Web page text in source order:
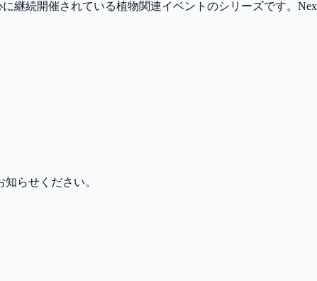
継続開催されている植物関連イベントのシリーズです。
知らせください。